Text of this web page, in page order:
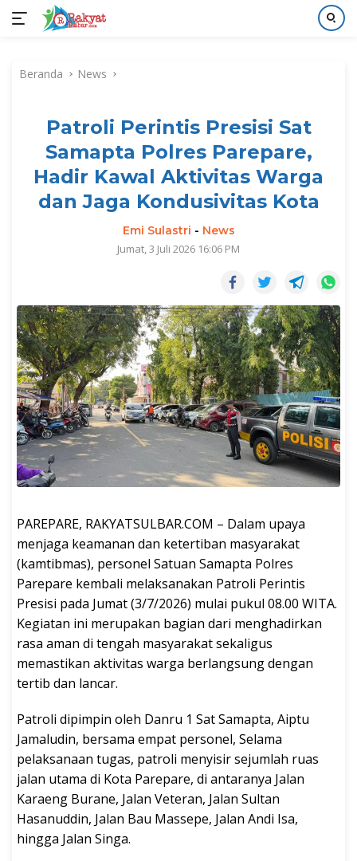
kontenBeranda News
Patroli Perintis Presisi Sat
Samapta Polres Parepare,
Hadir Kawal Aktivitas Warga
dan Jaga Kondusivitas Kota
Emi Sulastri - News
Jumat, 3 Juli 2026 16:06 PM
PAREPARE, RAKYATSULBAR.COM – Dalam upaya
menjaga keamanan dan ketertiban masyarakat
(kamtibmas), personel Satuan Samapta Polres
Parepare kembali melaksanakan Patroli Perintis
Presisi pada Jumat (3/7/2026) mulai pukul 08.00 WITA.
Kegiatan ini merupakan bagian dari menghadirkan
rasa aman di tengah masyarakat sekaligus
memastikan aktivitas warga berlangsung dengan
tertib dan lancar.
Patroli dipimpin oleh Danru 1 Sat Samapta, Aiptu
Jamaludin, bersama empat personel, Selama
pelaksanaan tugas, patroli menyisir sejumlah ruas
jalan utama di Kota Parepare, di antaranya Jalan
Karaeng Burane, Jalan Veteran, Jalan Sultan
Hasanuddin, Jalan Bau Massepe, Jalan Andi Isa,
hingga Jalan Singa.